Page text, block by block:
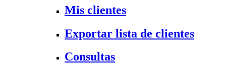
Mis clientes
Exportar lista de clientes
Consultas